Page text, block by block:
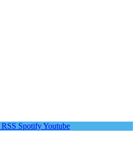
RSS SpotifyYoutube